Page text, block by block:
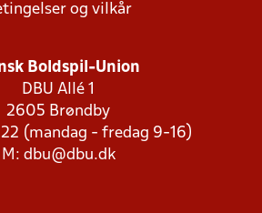
og vilkår
Boldspil-Union
DBU Allé 1
2605 Brøndby
(mandag - fredag 9-16)
M: dbu@dbu.dk